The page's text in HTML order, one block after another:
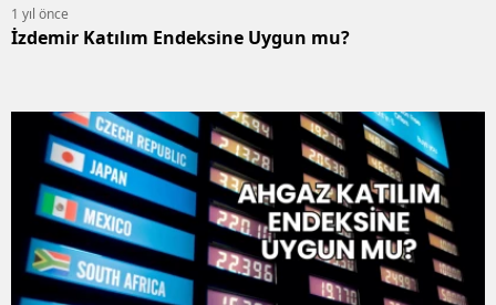
1 yıl önce
İzdemir Katılım Endeksine Uygun mu?